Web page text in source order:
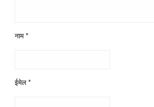
नाम *
ईमेल *